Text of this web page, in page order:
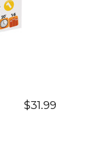
$31.99